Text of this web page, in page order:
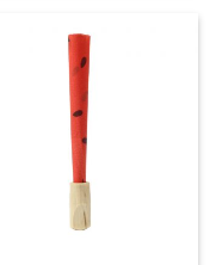
hasta
€14,95